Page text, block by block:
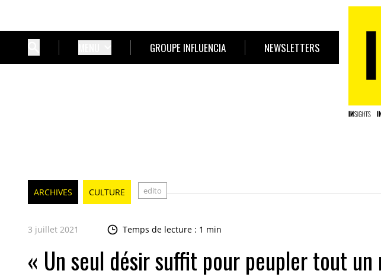
GROUPE INFLUENCIA NEWSLETTERS
ARCHIVES CULTURE edito
3 juillet 2021 Temps de lecture : 1 min
« Un seul désir suffit pour peupler tout